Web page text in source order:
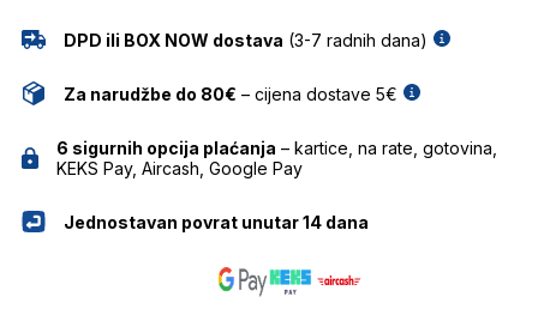
DPD ili BOX NOW dostava (3-7 radnih dana)
Za narudžbe do 80€ – cijena dostave 5€
6 sigurnih opcija plaćanja – kartice, na rate, gotovina,
KEKS Pay, Aircash, Google Pay
Jednostavan povrat unutar 14 dana